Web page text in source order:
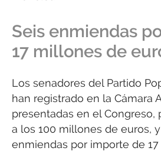
Seis enmiendas
17 millones de
Los senadores del Partido
han registrado en la Cámara
presentadas en el Congreso,
a los 100 millones de euros,
enmiendas por importe de